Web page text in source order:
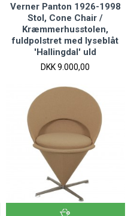
Verner Panton 1926-1998
Stol, Cone Chair /
Kræmmerhusstolen,
fuldpolstret med lyseblåt
'Hallingdal' uld
DKK 9.000,00